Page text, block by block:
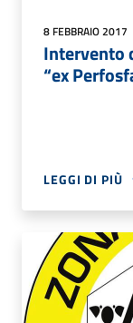
8 FEBBRAIO 2017
Intervento
“ex
LEGGI DI PIÙ